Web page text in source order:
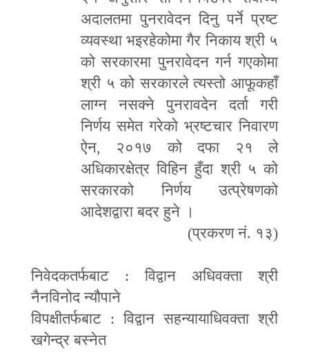
अदालतमा पुनरावेदन दिनु पर्ने प्रष्ट
व्यवस्था भइरहेकोमा गैर निकाय श्री ५
को सरकारमा पुनरावेदन गर्न गएकोमा
श्री ५ को सरकारले त्यस्तो आफूकहाँ
लाग्न नसक्ने पुनरावदेन दर्ता गरी
निर्णय समेत गरेको भ्रष्टचार निवारण
ऐन, २०१७ को दफा २१ ले
अधिकारक्षेत्र विहिन हुँदा श्री ५ को
सरकारको निर्णय उत्प्रेषणको
आदेशद्वारा बदर हुने ।
(प्रकरण नं. १३)
निवेदकतर्फबाट :
विद्वान अधिवक्ता श्री
नैनविनोद न्यौपाने
विपक्षीतर्फबाट : विद्वान सहन्यायाधिवक्ता श्री
खगेन्द्र बस्नेत